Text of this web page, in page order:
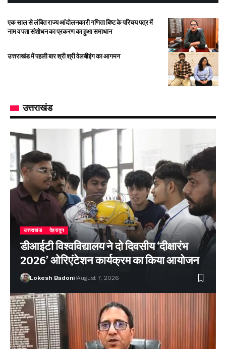
एक साल से लंबित राज्य आंदोलनकारी गणिता बिष्ट के परिचय पत्र में
नाम व पता संशोधन का प्रकरण का हुआ समाधान
उत्तराखंड में पहली बार श्री श्री वेलबीइंग का आगमन
उत्तराखंड
उत्तराखंड देहरादून
डीआईटी विश्वविद्यालय ने दो दिवसीय ‘दीक्षारंभ
2026’ ओरिएंटेशन कार्यक्रम का किया आयोजन
Lokesh Badoni August 7, 2026